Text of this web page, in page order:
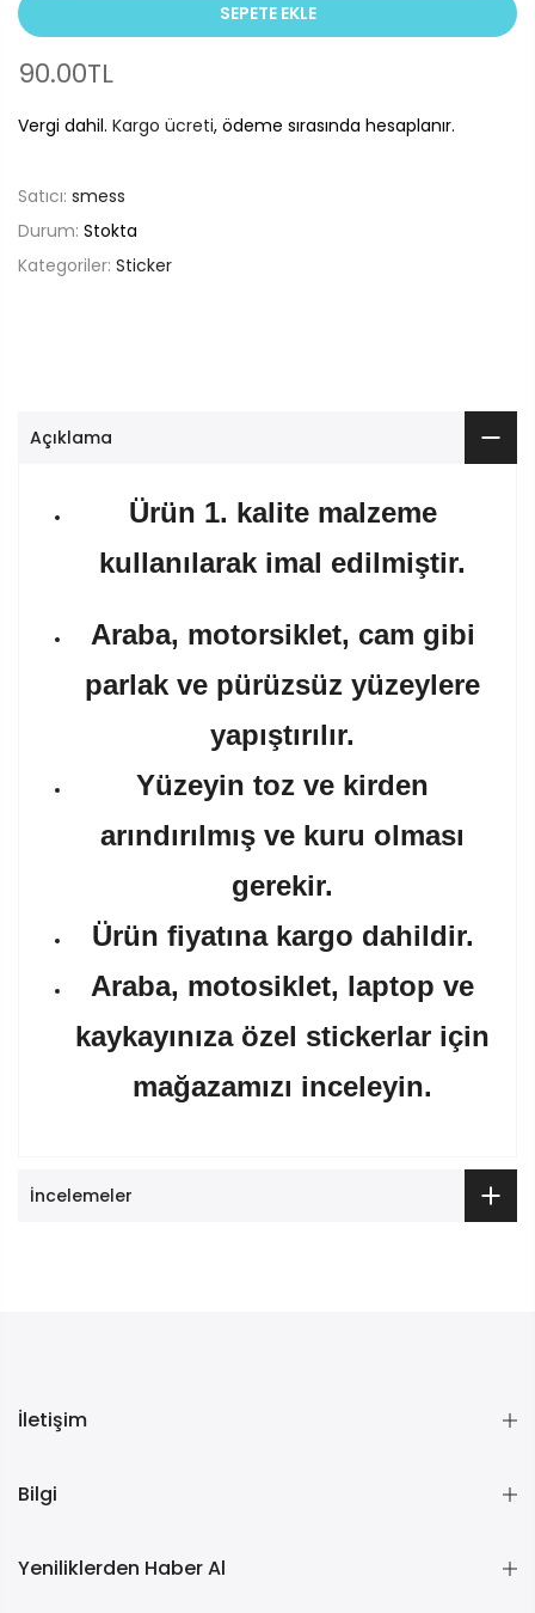
SEPETE EKLE
90.00TL
Vergi dahil. Kargo ücreti, ödeme sırasında hesaplanır.
Satıcı: smess
Durum: Stokta
Kategoriler: Sticker
Açıklama
Ürün 1. kalite malzeme
kullanılarak imal edilmiştir.
Araba, motorsiklet, cam gibi
parlak ve pürüzsüz yüzeylere
yapıştırılır.
Yüzeyin toz ve kirden
arındırılmış ve kuru olması
gerekir.
Ürün fiyatına kargo dahildir.
Araba, motosiklet, laptop ve
kaykayınıza özel stickerlar için
mağazamızı inceleyin.
İncelemeler
İletişim
Bilgi
Yeniliklerden Haber Al